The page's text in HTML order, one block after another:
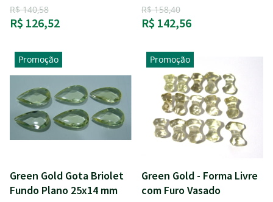
R$ 140,58
R$ 126,52
R$ 158,40
R$ 142,56
Promoção
Green Gold Gota Briolet
Fundo Plano 25x14 mm
Promoção
Green Gold - Forma Livre
com Furo Vasado